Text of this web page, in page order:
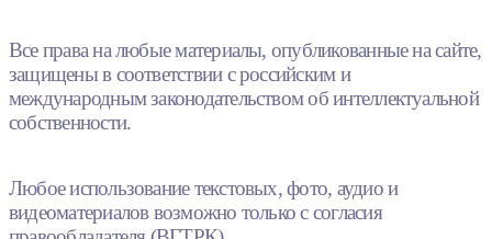
Все права на любые материалы, опубликованные на сайте,
защищены в соответствии с российским и
международным законодательством об интеллектуальной
собственности.
Любое использование текстовых, фото, аудио и
видеоматериалов возможно только с согласия